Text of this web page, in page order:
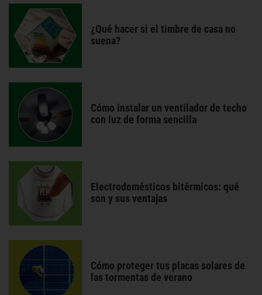
¿Qué hacer si el timbre de casa no
suena?
Cómo instalar un ventilador de techo
con luz de forma sencilla
Electrodomésticos bitérmicos: qué
son y sus ventajas
Cómo proteger tus placas solares de
las tormentas de verano